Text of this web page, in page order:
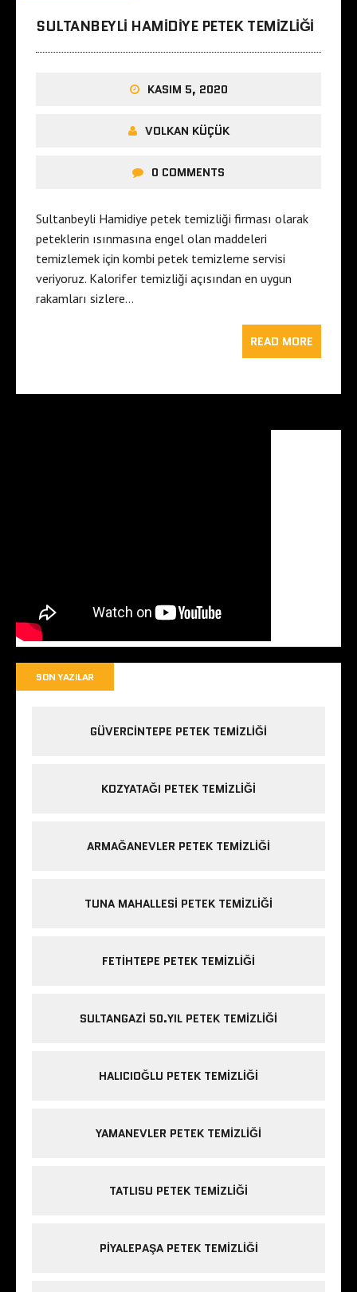
SULTANBEYLI HAMIDIYE PETEK TEMIZLIĞI
KASIM 5, 2020
VOLKAN KÜÇÜK
0 COMMENTS
Sultanbeyli Hamidiye petek temizliği firması olarak
peteklerin ısınmasına engel olan maddeleri
temizlemek için kombi petek temizleme servisi
veriyoruz. Kalorifer temizliği açısından en uygun
rakamları sizlere…
READ MORE
SON YAZILAR
GÜVERCINTEPE PETEK TEMIZLIĞI
KOZYATAĞI PETEK TEMIZLIĞI
ARMAĞANEVLER PETEK TEMIZLIĞI
TUNA MAHALLESI PETEK TEMIZLIĞI
FETIHTEPE PETEK TEMIZLIĞI
SULTANGAZI 50.YIL PETEK TEMIZLIĞI
HALICIOĞLU PETEK TEMIZLIĞI
YAMANEVLER PETEK TEMIZLIĞI
TATLISU PETEK TEMIZLIĞI
PIYALEPAŞA PETEK TEMIZLIĞI